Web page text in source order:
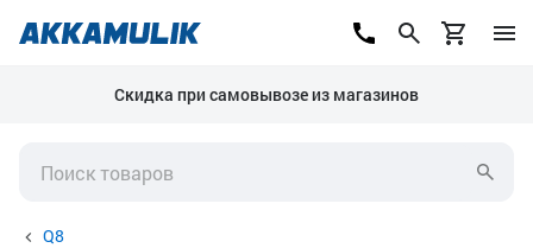
Скидка при самовывозе из магазинов
Q8